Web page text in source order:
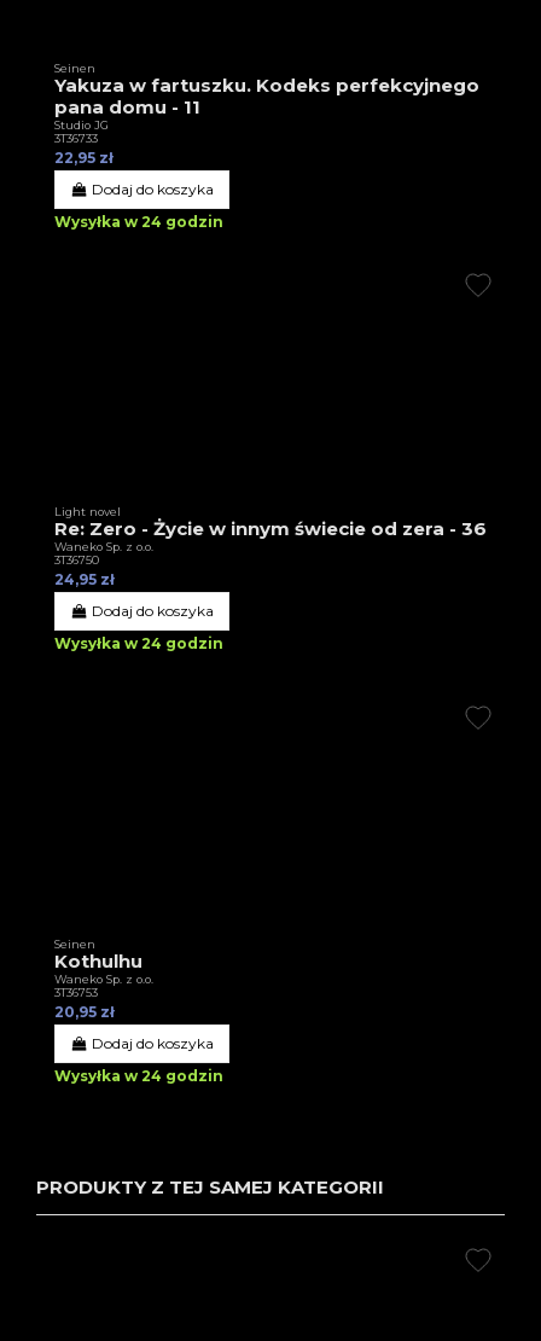
Seinen
Yakuza w fartuszku. Kodeks perfekcyjnego
pana domu - 11
Studio JG
3T36733
22,95 zł
Dodaj do koszyka
Wysyłka w 24 godzin
Light novel
Re: Zero - Życie w innym świecie od zera - 36
Waneko Sp. z o.o.
3T36750
24,95 zł
Dodaj do koszyka
Wysyłka w 24 godzin
Seinen
Kothulhu
Waneko Sp. z o.o.
3T36753
20,95 zł
Dodaj do koszyka
Wysyłka w 24 godzin
PRODUKTY Z TEJ SAMEJ KATEGORII